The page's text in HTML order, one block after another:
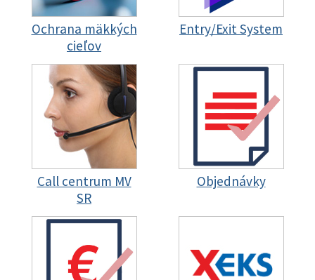
Ochrana mäkkých
cieľov
Entry/Exit System
Call centrum MV
SR
Objednávky